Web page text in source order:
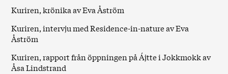
Kuriren, krönika av Eva Åström
Kuriren, intervju med Residence-in-nature av Eva
Åström
Kuriren, rapport från öppningen på Ájtte i Jokkmokk av
Åsa Lindstrand